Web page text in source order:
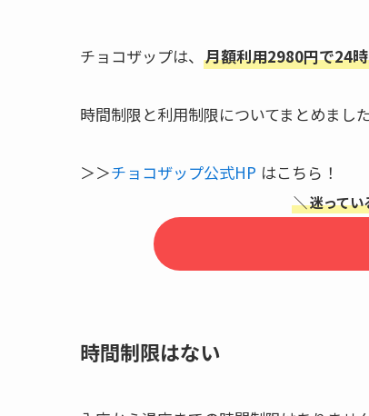
チョコザップは、 月額利用2980円で24
時間制限と利用制限についてまとめました
＞＞チョコザップ公式HP はこちら！
＼ 迷って
時間制限はない